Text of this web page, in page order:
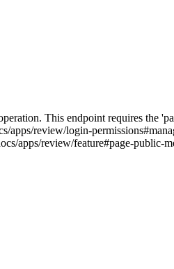
This endpoint requires the
apps/review/login-
apps/review/feature#page-public-